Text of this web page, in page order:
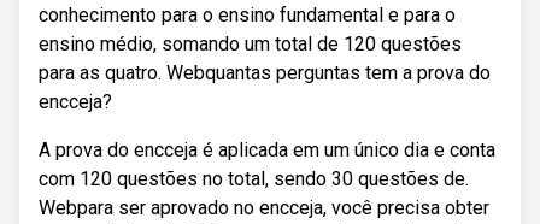
conhecimento para o ensino fundamental e para o
ensino médio, somando um total de 120 questões
para as quatro. Webquantas perguntas tem a prova do
encceja?
A prova do encceja é aplicada em um único dia e conta
com 120 questões no total, sendo 30 questões de.
Webpara ser aprovado no encceja, você precisa obter